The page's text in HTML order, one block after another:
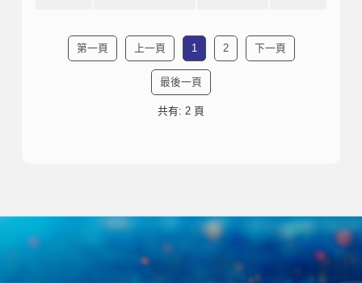
第一頁 上一頁 1 2 下一頁
最後一頁
共有: 2 頁